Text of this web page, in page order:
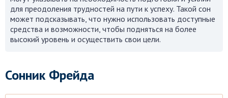
для преодоления трудностей на пути к успеху. Такой сон
может подсказывать, что нужно использовать доступные
средства и возможности, чтобы подняться на более
высокий уровень и осуществить свои цели.
Сонник Фрейда